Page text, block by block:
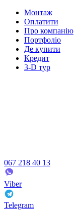
Монтаж
Оплатити
Про компанію
Портфоліо
Де купити
Кредит
3-D тур
067 218 40 13
Viber
Telegram